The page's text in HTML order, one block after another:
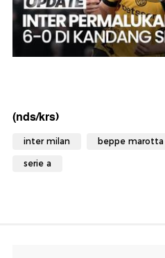
(nds/krs)
inter milan beppe marotta
serie a